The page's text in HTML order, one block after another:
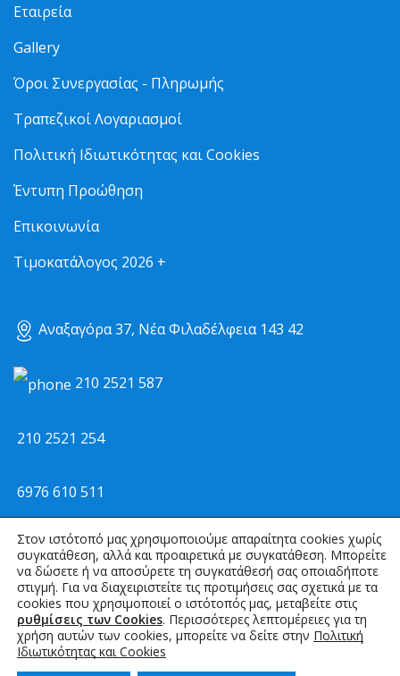
Εταιρεία
Gallery
Όροι Συνεργασίας - Πληρωμής
Τραπεζικοί Λογαριασμοί
Πολιτική Ιδιωτικότητας και Cookies
Έντυπη Προώθηση
Επικοινωνία
Τιμοκατάλογος 2026 +
Αναξαγόρα 37, Νέα Φιλαδέλφεια 143 42
210 2521 587
210 2521 254
6976 610 511
kmemail@otenet.gr
info@kmirrigation.com
kmirrigation ΚΜ ΑΡΔΕΥΤΙΚΑ
Στον ιστότοπό μας χρησιμοποιούμε απαραίτητα cookies χωρίς
συγκατάθεση, αλλά και προαιρετικά με συγκατάθεση. Μπορείτε
να δώσετε ή να αποσύρετε τη συγκατάθεσή σας οποιαδήποτε
στιγμή. Για να διαχειριστείτε τις προτιμήσεις σας σχετικά με τα
cookies που χρησιμοποιεί ο ιστότοπός μας, μεταβείτε στις
ρυθμίσεις των Cookies. Περισσότερες λεπτομέρειες για τη
χρήση αυτών των cookies, μπορείτε να δείτε στην Πολιτική
Ιδιωτικότητας και Cookies